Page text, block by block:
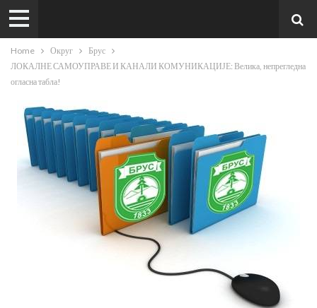
Home Округ
Брус
ЛОКАЛНЕ САМОУПРАВЕ И КАНАЛИ КОМУНИКАЦИЈЕ: Велика, непрегледна
огласна табла!